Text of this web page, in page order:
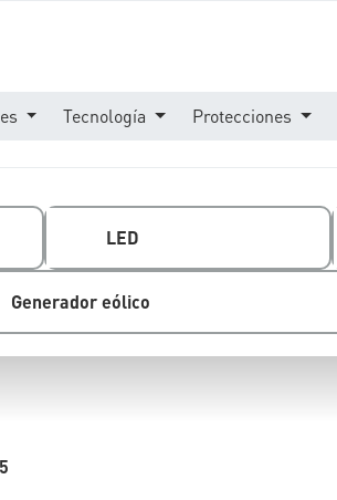
Tecnología Protecciones
LED
Generador eólico